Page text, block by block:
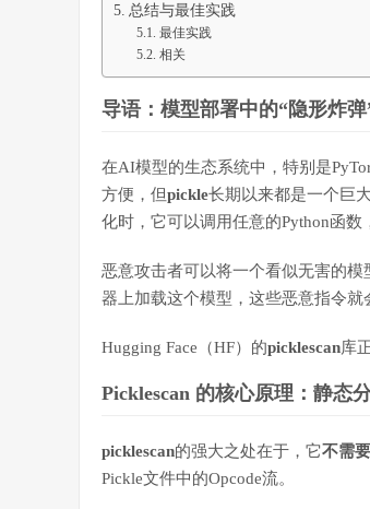
总结与最佳实践
最佳实践
相关
导语：模型部署中的“隐形炸
在AI模型的生态系统中，特别是
方便，但pickle长期以来都是一个巨
化时，它可以调用任意的Python函
恶意攻击者可以将一个看似无害的模
器上加载这个模型，这些恶意指令就
Hugging Face（HF）的picklescan库
Picklescan 的核心原理：静态
picklescan的强大之处在于，它不需
Pickle文件中的Opcode流。